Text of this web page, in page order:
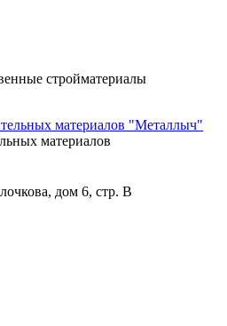
стройматериалы
материалов
дом 6, стр. В